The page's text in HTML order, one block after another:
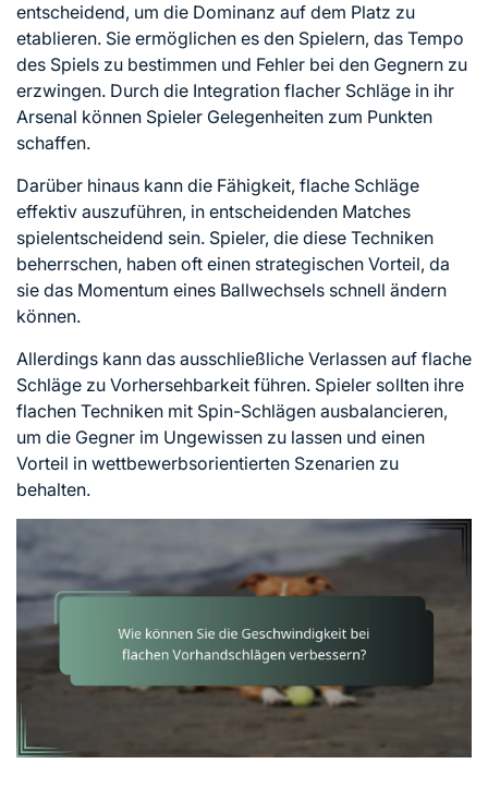
entscheidend, um die Dominanz auf dem Platz zu
etablieren. Sie ermöglichen es den Spielern, das Tempo
des Spiels zu bestimmen und Fehler bei den Gegnern zu
erzwingen. Durch die Integration flacher Schläge in ihr
Arsenal können Spieler Gelegenheiten zum Punkten
schaffen.
Darüber hinaus kann die Fähigkeit, flache Schläge
effektiv auszuführen, in entscheidenden Matches
spielentscheidend sein. Spieler, die diese Techniken
beherrschen, haben oft einen strategischen Vorteil, da
sie das Momentum eines Ballwechsels schnell ändern
können.
Allerdings kann das ausschließliche Verlassen auf flache
Schläge zu Vorhersehbarkeit führen. Spieler sollten ihre
flachen Techniken mit Spin-Schlägen ausbalancieren,
um die Gegner im Ungewissen zu lassen und einen
Vorteil in wettbewerbsorientierten Szenarien zu
behalten.